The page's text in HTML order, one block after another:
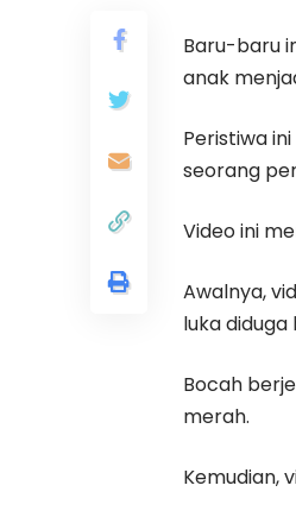
Baru-baru
anak
Peristiwa
seorang
Video ini
Awalnya,
luka
Bocah
merah.
Kemudian,